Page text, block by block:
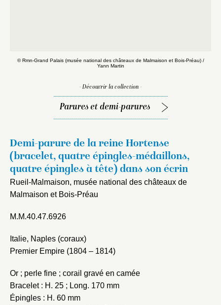
© Rmn-Grand Palais (musée national des châteaux de Malmaison et Bois-Préau) /
Yann Martin
- Découvrir la collection -
Parures et demi-parures
Demi-parure de la reine Hortense
(bracelet, quatre épingles-médaillons,
quatre épingles à tête) dans son écrin
Rueil-Malmaison, musée national des châteaux de
Malmaison et Bois-Préau
M.M.40.47.6926
Italie, Naples (coraux)
Premier Empire (1804 – 1814)
Or ; perle fine ; corail gravé en camée
Bracelet : H. 25 ; Long. 170 mm
Épingles : H. 60 mm